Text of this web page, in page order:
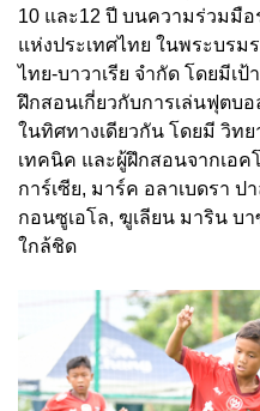
10 และ12 ปี บนความร่วมมื
แห่งประเทศไทย ในพระบร
ไทย-บาวาเรีย จำกัด โดยมีเ
ฝึกสอนเกี่ยวกับการเล่นฟุตบอ
ในทิศทางเดียวกัน โดยมี วิท
เทคนิค และผู้ฝึกสอนจากเอค
การ์เซีย, มาร์ค อลาเบดรา
กอนซูเอโล, ฆูเลียน มาริน บ
ใกล้ชิด